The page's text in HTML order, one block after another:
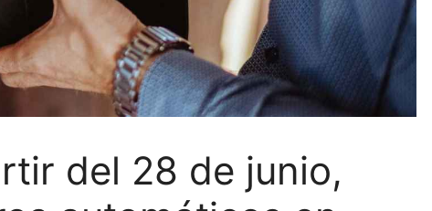
del 28 de junio,